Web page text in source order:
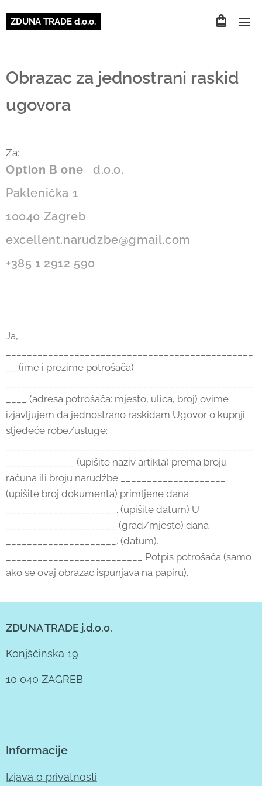
ZDUNA TRADE d.o.o.
Obrazac za jednostrani raskid
ugovora
Za:
Option B one d.o.o.
Paklenička 1
10040 Zagreb
excellent.narudzbe@gmail.com
+385 1 2912 590
Ja,
__ (ime i prezime potrošača)
____ (adresa potrošača: mjesto, ulica, broj) ovime
izjavljujem da jednostrano raskidam Ugovor o kupnji
sljedeće robe/usluge:
_____________ (upišite naziv artikla) prema broju
računa ili broju narudžbe ____________________
(upišite broj dokumenta) primljene dana
_____________________. (upišite datum) U
_____________________ (grad/mjesto) dana
_____________________. (datum).
__________________________ Potpis potrošača (samo
ako se ovaj obrazac ispunjava na papiru).
ZDUNA TRADE j.d.o.o.
Konjščinska 19
10 040 ZAGREB
Informacije
Izjava o privatnosti